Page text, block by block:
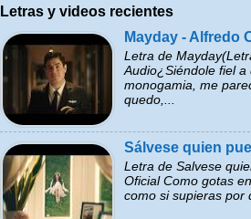
Letras y videos recientes
Mayday - Alfredo
Letra de
Audio¿Siéndole fiel
monogamia, me
quedo,...
Sálvese quien
Letra de Salvese
Oficial Como gotas
como si supieras por